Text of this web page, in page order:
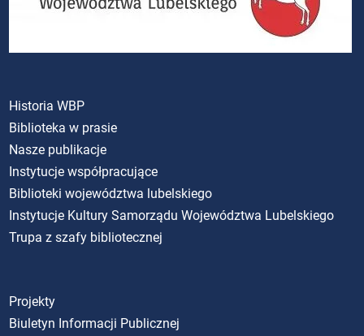
Historia WBP
Biblioteka w prasie
Nasze publikacje
Instytucje współpracujące
Biblioteki województwa lubelskiego
Instytucje Kultury Samorządu Województwa Lubelskiego
Trupa z szafy bibliotecznej
Projekty
Biuletyn Informacji Publicznej